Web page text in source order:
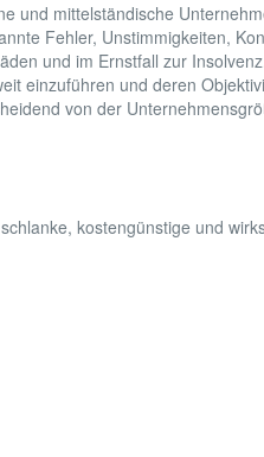
und mittelständische
Fehler, Unstimmigkeiten,
und im Ernstfall zur
einzuführen und deren
von der
kostengünstige und